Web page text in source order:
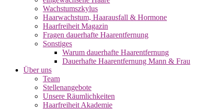
Wachstumszkylus
Haarwachstum, Haarausfall & Hormone
Haarfreiheit Magazin
Fragen dauerhafte Haarentfernung
Sonstiges
Warum dauerhafte Haarentfernung
Dauerhafte Haarentfernung Mann & Frau
Über uns
Team
Stellenangebote
Unsere Räumlichkeiten
Haarfreiheit Akademie